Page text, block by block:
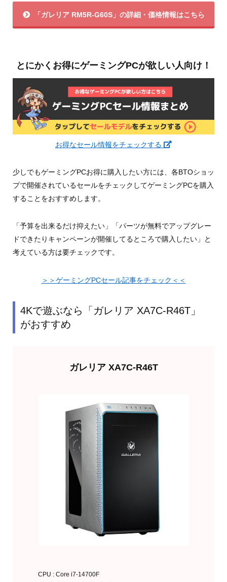
「ガレリア RM5R-G60S」の詳細・価格情報はこちら
とにかくお得にゲーミングPCが欲しい人向け！
お得なセール情報をチェックする
少しでもゲーミングPCお得に購入したい方には、各BTOショッ
プで開催されているセールをチェックしてゲーミングPCを購入
することをおすすめします。
「予算を出来るだけ抑えたい」「パーツが無料でアップグレー
ドできたりキャンペーンが開催してるところで購入したい」と
考えている方は要チェックです。
＞＞ゲーミングPCセール記事をチェック＜＜
4Kで遊ぶなら「ガレリア XA7C-R46T」
がおすすめ
ガレリア XA7C-R46T
CPU : Core i7-14700F